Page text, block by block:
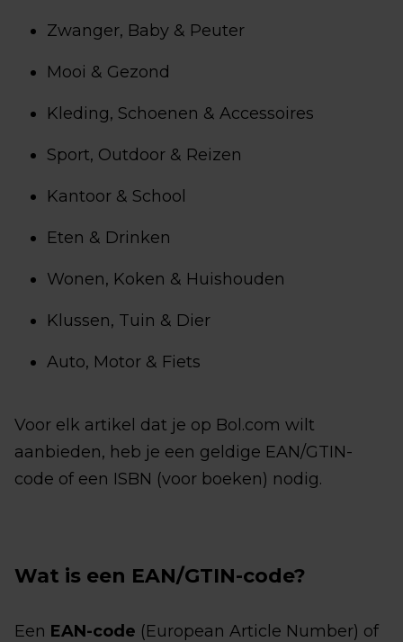
Zwanger, Baby & Peuter
Mooi & Gezond
Kleding, Schoenen & Accessoires
Sport, Outdoor & Reizen
Kantoor & School
Eten & Drinken
Wonen, Koken & Huishouden
Klussen, Tuin & Dier
Auto, Motor & Fiets
Voor elk artikel dat je op Bol.com wilt
aanbieden, heb je een geldige EAN/GTIN-
code of een ISBN (voor boeken) nodig.
Wat is een EAN/GTIN-code?
Een EAN-code (European Article Number) of